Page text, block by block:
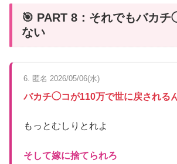
🎯 PART 8：それでもバカ
ない
6. 匿名 2026/05/06(水)
バカチ◯コが110万で世に戻される
もっとむしりとれよ
そして嫁に捨てられろ